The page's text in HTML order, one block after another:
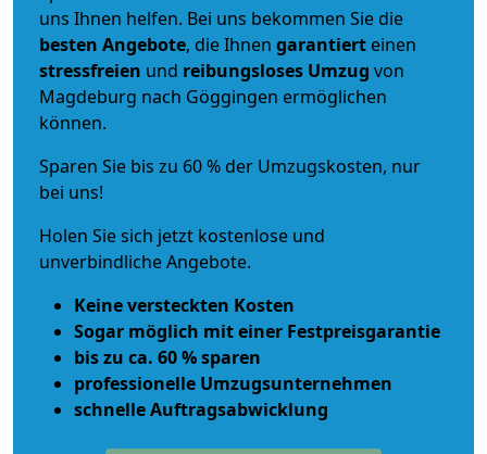
uns Ihnen helfen. Bei uns bekommen Sie die
besten Angebote, die Ihnen garantiert einen
stressfreien und reibungsloses Umzug von
Magdeburg nach Göggingen ermöglichen
können.
Sparen Sie bis zu 60 % der Umzugskosten, nur
bei uns!
Holen Sie sich jetzt kostenlose und
unverbindliche Angebote.
Keine versteckten Kosten
Sogar möglich mit einer Festpreisgarantie
bis zu ca. 60 % sparen
professionelle Umzugsunternehmen
schnelle Auftragsabwicklung